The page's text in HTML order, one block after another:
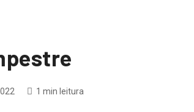
1 min leitura